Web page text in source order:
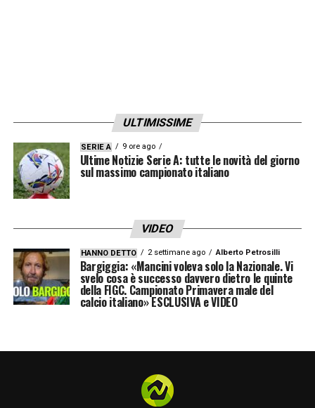
ULTIMISSIME
SERIE A 9 ore ago
Ultime Notizie Serie A: tutte le novità del giorno
sul massimo campionato italiano
VIDEO
HANNO DETTO 2 settimane ago Alberto Petrosilli
Bargiggia: «Mancini voleva solo la Nazionale. Vi
svelo cosa è successo davvero dietro le quinte
della FIGC. Campionato Primavera male del
calcio italiano» ESCLUSIVA e VIDEO